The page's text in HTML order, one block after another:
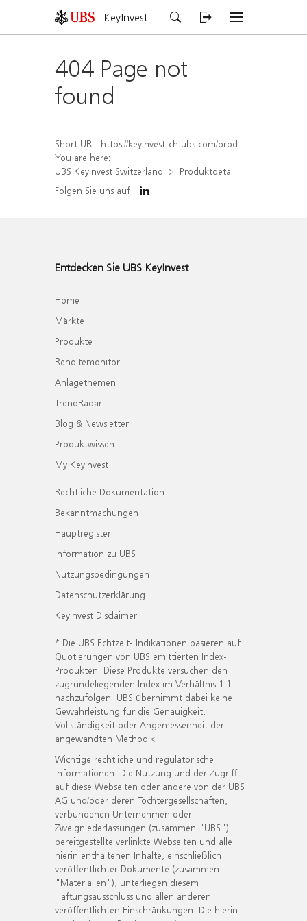
KeyInvest
404 Page not
found
Short URL: https://keyinvest-ch.ubs.com/produkt/detail/index/isin/CH1562160825
You are here:
UBS KeyInvest Switzerland
Produktdetail
Folgen Sie uns auf
Entdecken Sie UBS KeyInvest
Home
Märkte
Produkte
Renditemonitor
Anlagethemen
TrendRadar
Blog & Newsletter
Produktwissen
My KeyInvest
Rechtliche Dokumentation
Bekanntmachungen
Hauptregister
Information zu UBS
Nutzungsbedingungen
Datenschutzerklärung
KeyInvest Disclaimer
* Die UBS Echtzeit- Indikationen basieren auf
Quotierungen von UBS emittierten Index-
Produkten. Diese Produkte versuchen den
zugrundeliegenden Index im Verhältnis 1:1
nachzufolgen. UBS übernimmt dabei keine
Gewährleistung für die Genauigkeit,
Vollständigkeit oder Angemessenheit der
angewandten Methodik.
Wichtige rechtliche und regulatorische
Informationen. Die Nutzung und der Zugriff
auf diese Webseiten oder andere von der UBS
AG und/oder deren Tochtergesellschaften,
verbundenen Unternehmen oder
Zweigniederlassungen (zusammen "UBS")
bereitgestellte verlinkte Webseiten und alle
hierin enthaltenen Inhalte, einschließlich
veröffentlichter Dokumente (zusammen
"Materialien"), unterliegen diesem
Haftungsausschluss und allen anderen
veröffentlichten Einschränkungen. Die hierin